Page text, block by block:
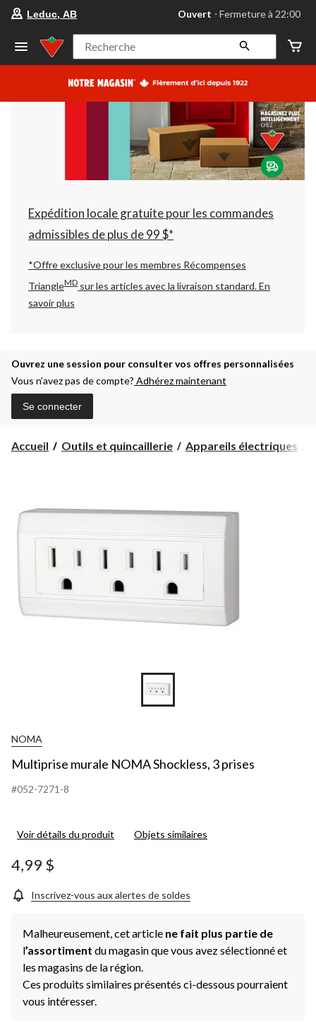
votre
préféré
Leduc,
AB,
courament
Fermeture
à
22:00
cliquer
pour
changer
Leduc, AB Ouvert ⋅ Fermeture à 22:00
Recherche
Expédition locale gratuite pour les commandes
admissibles de plus de 99 $*
*Offre exclusive pour les membres Récompenses
TriangleMD sur les articles avec la livraison standard.En
savoir plus
Ouvrez une session pour consulter vos offres personnalisées
Vous n’avez pas de compte? Adhérez maintenant
Se connecter
Accueil Outils et quincaillerie Appareils électriques
NOMA
Multiprise murale NOMA Shockless, 3 prises
#052-7271-8
Voir détails du produit Objets similaires
4,99 $
Inscrivez-vous aux alertes de soldes
Malheureusement, cet article ne fait plus partie de
l’assortiment du magasin que vous avez sélectionné et
les magasins de la région.
Ces produits similaires présentés ci-dessous pourraient
vous intéresser.